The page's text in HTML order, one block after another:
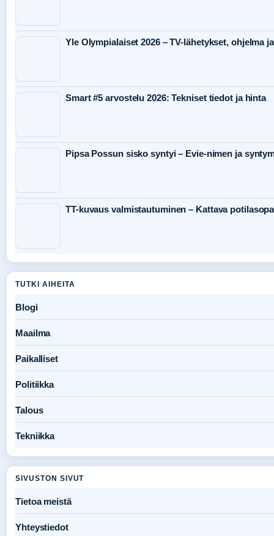
Yle Olympialaiset 2026 – TV-lähetykset, ohjelma
Smart #5 arvostelu 2026: Tekniset tiedot ja hinta
Pipsa Possun sisko syntyi – Evie-nimen ja
TT-kuvaus valmistautuminen – Kattava
TUTKI AIHEITA
Blogi
Maailma
Paikalliset
Politiikka
Talous
Tekniikka
SIVUSTON SIVUT
Tietoa meistä
Yhteystiedot